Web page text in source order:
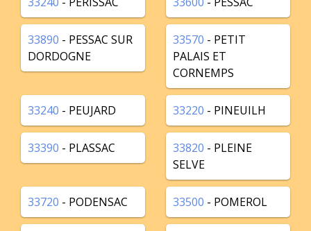
33890 - PESSAC SUR
DORDOGNE
33570 - PETIT
PALAIS ET
CORNEMPS
33240 - PEUJARD 33220 - PINEUILH
33390 - PLASSAC 33820 - PLEINE
SELVE
33720 - PODENSAC 33500 - POMEROL